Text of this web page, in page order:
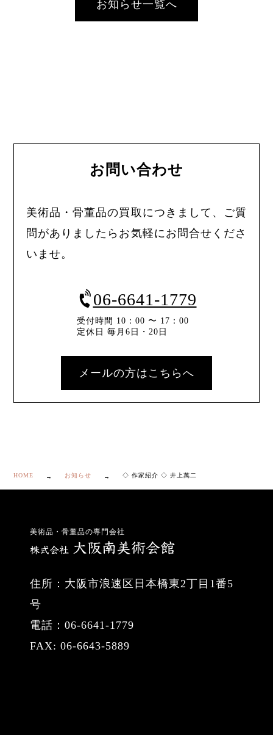
お知らせ一覧へ
お問い合わせ
美術品・骨董品の買取につきまして、ご質
問がありましたらお気軽にお問合せくださ
いませ。
06-6641-1779
受付時間 10：00 〜 17：00
定休日 毎月6日・20日
メールの方はこちらへ
HOME お知らせ ◇ 作家紹介 ◇ 井上萬二
美術品・骨董品の専門会社
住所：大阪市浪速区日本橋東2丁目1番5
号
電話：06-6641-1779
FAX: 06-6643-5889